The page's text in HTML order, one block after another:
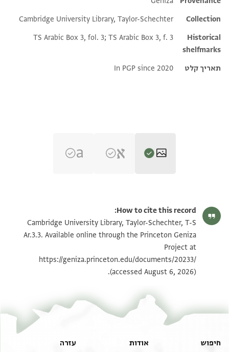
Collection
Cambridge University Library, Taylor-Schechter
Historical
shelfmarks
TS Arabic Box 3, fol. 3; TS Arabic Box 3, f. 3
תאריך קלט In PGP since 2020
T-S Ar.3.3 1v הגדל וסובב
תנאי היתר שימוש בתצלום
How to cite this record:
Cambridge University Library, Taylor-Schechter, T-S
Ar.3.3. Available online through the Princeton Geniza
Project at
https://geniza.princeton.edu/documents/20233/
(accessed August 6, 2026).
חיפוש אודות עזרה